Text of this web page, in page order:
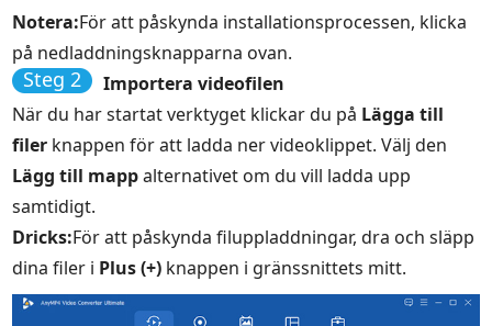
Notera:För att påskynda installationsprocessen, klicka
på nedladdningsknapparna ovan.
Steg 2
Importera videofilen
När du har startat verktyget klickar du på Lägga till
filer knappen för att ladda ner videoklippet. Välj den
Lägg till mappalternativet om du vill ladda upp
samtidigt.
Dricks:För att påskynda filuppladdningar, dra och släpp
dina filer i Plus (+) knappen i gränssnittets mitt.